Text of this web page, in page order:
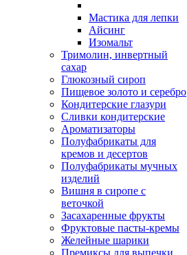
Мастика для лепки
Айсинг
Изомальт
Тримолин, инвертный
сахар
Глюкозный сироп
Пищевое золото и серебро
Кондитерские глазури
Сливки кондитерские
Ароматизаторы
Полуфабрикаты для
кремов и десертов
Полуфабрикаты мучных
изделий
Вишня в сиропе с
веточкой
Засахаренные фрукты
Фруктовые пасты-кремы
Желейные шарики